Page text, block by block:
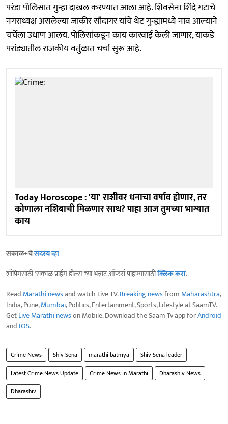
परंडा पोलिसात गुन्हा दाखल करण्यात आला आहे. शिवसेना शिंदे गटाचे
नगराध्यक्ष असलेल्या जाकीर सौदागर यांचे थेट गुन्ह्यामध्ये नाव आल्याने
चर्चेला उधाण आलय. पोलिसांकडून काय कारवाई केली जाणार, याकडे
परांड्यातील राजकीय वर्तुळात चर्चा सुरू आहे.
Today Horoscope : 'या' राशींवर धनाचा वर्षाव होणार, तर
कोणाला नशिबाची मिळणार साथ? पाहा आज तुमच्या भाग्यात
काय
सकाळ+चेसदस्य व्हा
शॉपिंगसाठी 'सकाळ प्राईम डील्स'च्या भन्नाट ऑफर्स पाहण्यासाठीक्लिक करा.
Read Marathi newsand watch Live TV.Breaking newsfrom Maharashtra,
India, Pune,Mumbai, Politics, Entertainment, Sports, Lifestyle at SaamTV.
GetLive Marathi newson Mobile. Download the Saam Tv app forAndroid
and IOS.
Crime News Shiv Sena marathi batmya
Shiv Sena leader
Latest Crime News Update
Crime News in Marathi
Dharashiv News
Dharashiv